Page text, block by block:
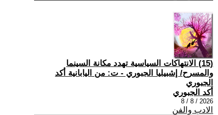
(15) الانتهاكات السياسية تهدد مكانة السينما
والمسرح/ إشبيليا الجبوري - ت: من اليابانية أكد
الجبوري
أكد الجبوري
2026 / 8 / 8
الادب والفن